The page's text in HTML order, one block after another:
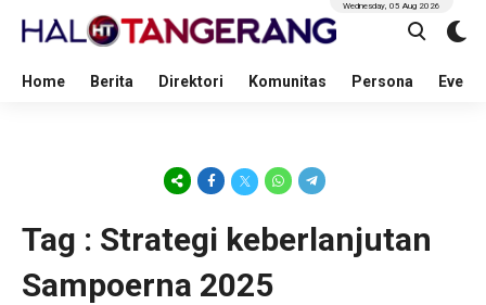
Home Berita Direktori Komunitas Persona Event
Wednesday, 05 Aug 2026
Tag : Strategi keberlanjutan
Sampoerna 2025